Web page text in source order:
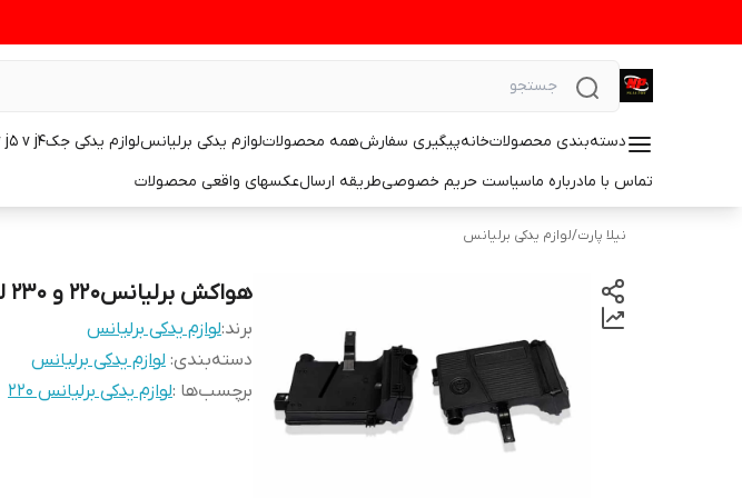
دسته‌بندی محصولاتخانهپیگیری سفارشهمه محصولاتلوازم یدکی برلیانسلوازم یدکی جکs5 v s3 v j3 v j5 v j4
تماس با مادرباره ماسیاست حریم خصوصیطریقه ارسالعکسهای واقعی محصولات
نیلا پارت/لوازم یدکی برلیانس
هواکش برلیانس۲۲۰ و ۲۳۰ لوازم یدکی برلیانس ۲۳۰
برند:لوازم یدکی برلیانس
دسته‌بندی: لوازم یدکی برلیانس
برچسب‌ها :لوازم یدکی برلیانس ۲۲۰